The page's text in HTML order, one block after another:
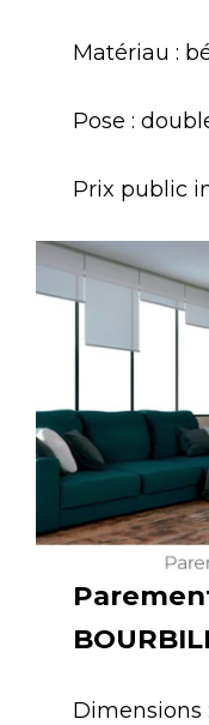
Matériau :
Pose :
Prix public
Dimensions